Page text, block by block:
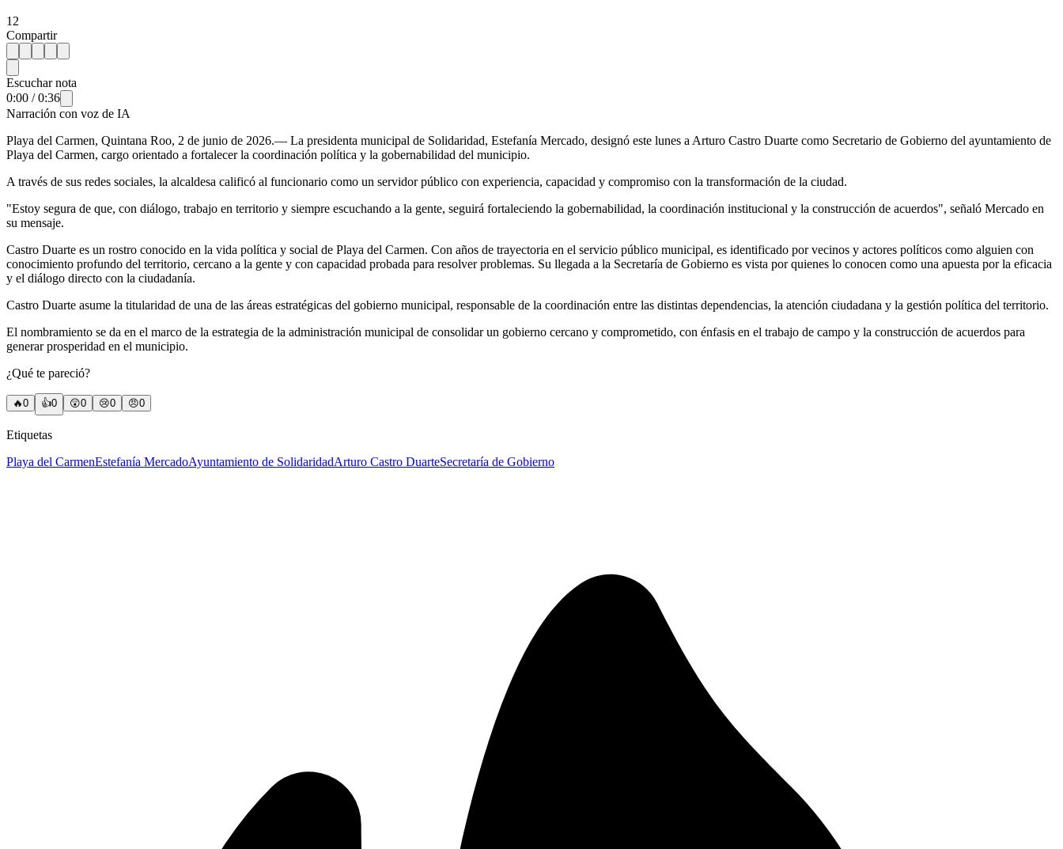
12
Compartir
Escuchar nota
0:00 /0:36
Narración con voz de IA
Playa del Carmen, Quintana Roo, 2 de junio de 2026.— La presidenta municipal de Solidaridad, Estefanía Mercado, designó este lunes a Arturo Castro Duarte como Secretario de Gobierno del ayuntamiento de
Playa del Carmen, cargo orientado a fortalecer la coordinación política y la gobernabilidad del municipio.
A través de sus redes sociales, la alcaldesa calificó al funcionario como un servidor público con experiencia, capacidad y compromiso con la transformación de la ciudad.
"Estoy segura de que, con diálogo, trabajo en territorio y siempre escuchando a la gente, seguirá fortaleciendo la gobernabilidad, la coordinación institucional y la construcción de acuerdos", señaló Mercado en
su mensaje.
Castro Duarte es un rostro conocido en la vida política y social de Playa del Carmen. Con años de trayectoria en el servicio público municipal, es identificado por vecinos y actores políticos como alguien con
conocimiento profundo del territorio, cercano a la gente y con capacidad probada para resolver problemas. Su llegada a la Secretaría de Gobierno es vista por quienes lo conocen como una apuesta por la eficacia
y el diálogo directo con la ciudadanía.
Castro Duarte asume la titularidad de una de las áreas estratégicas del gobierno municipal, responsable de la coordinación entre las distintas dependencias, la atención ciudadana y la gestión política del territorio.
El nombramiento se da en el marco de la estrategia de la administración municipal de consolidar un gobierno cercano y comprometido, con énfasis en el trabajo de campo y la construcción de acuerdos para
generar prosperidad en el municipio.
¿Qué te pareció?
🔥0 👍0 😲0 😢0 😠0
Etiquetas
Playa del CarmenEstefanía MercadoAyuntamiento de SolidaridadArturo Castro DuarteSecretaría de Gobierno